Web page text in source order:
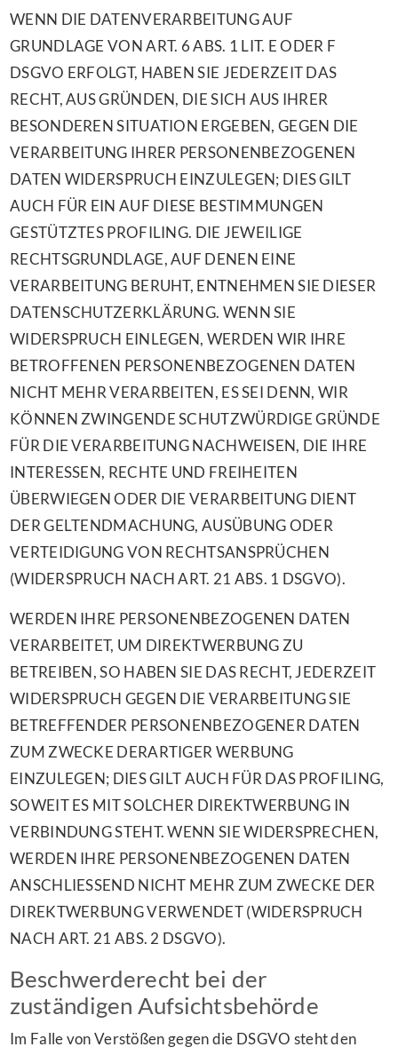
WENN DIE DATENVERARBEITUNG AUF
GRUNDLAGE VON ART. 6 ABS. 1 LIT. E ODER F
DSGVO ERFOLGT, HABEN SIE JEDERZEIT DAS
RECHT, AUS GRÜNDEN, DIE SICH AUS IHRER
BESONDEREN SITUATION ERGEBEN, GEGEN DIE
VERARBEITUNG IHRER PERSONENBEZOGENEN
DATEN WIDERSPRUCH EINZULEGEN; DIES GILT
AUCH FÜR EIN AUF DIESE BESTIMMUNGEN
GESTÜTZTES PROFILING. DIE JEWEILIGE
RECHTSGRUNDLAGE, AUF DENEN EINE
VERARBEITUNG BERUHT, ENTNEHMEN SIE DIESER
DATENSCHUTZERKLÄRUNG. WENN SIE
WIDERSPRUCH EINLEGEN, WERDEN WIR IHRE
BETROFFENEN PERSONENBEZOGENEN DATEN
NICHT MEHR VERARBEITEN, ES SEI DENN, WIR
KÖNNEN ZWINGENDE SCHUTZWÜRDIGE GRÜNDE
FÜR DIE VERARBEITUNG NACHWEISEN, DIE IHRE
INTERESSEN, RECHTE UND FREIHEITEN
ÜBERWIEGEN ODER DIE VERARBEITUNG DIENT
DER GELTENDMACHUNG, AUSÜBUNG ODER
VERTEIDIGUNG VON RECHTSANSPRÜCHEN
(WIDERSPRUCH NACH ART. 21 ABS. 1 DSGVO).
WERDEN IHRE PERSONENBEZOGENEN DATEN
VERARBEITET, UM DIREKTWERBUNG ZU
BETREIBEN, SO HABEN SIE DAS RECHT, JEDERZEIT
WIDERSPRUCH GEGEN DIE VERARBEITUNG SIE
BETREFFENDER PERSONENBEZOGENER DATEN
ZUM ZWECKE DERARTIGER WERBUNG
EINZULEGEN; DIES GILT AUCH FÜR DAS PROFILING,
SOWEIT ES MIT SOLCHER DIREKTWERBUNG IN
VERBINDUNG STEHT. WENN SIE WIDERSPRECHEN,
WERDEN IHRE PERSONENBEZOGENEN DATEN
ANSCHLIESSEND NICHT MEHR ZUM ZWECKE DER
DIREKTWERBUNG VERWENDET (WIDERSPRUCH
NACH ART. 21 ABS. 2 DSGVO).
Beschwerde­recht bei der
zuständigen Aufsichts­behörde
Im Falle von Verstößen gegen die DSGVO steht den